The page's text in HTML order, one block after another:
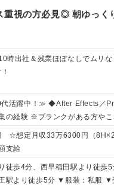
重視の方必見◎ 朝ゆっく
時出社＆残業ほぼなしでムリ
活躍中！≫ ◆After Effects／
の経験 ※ブランクがある方や
も、まずはお気軽にご応募く
に記載いただけると、面談まで
☆想定月収33万6300円（
支給
徒歩4分、西早稲田駅より徒
駅より徒歩5分 ▼服装：私服 ▼